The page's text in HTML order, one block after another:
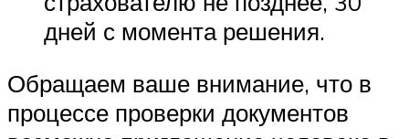
дней с момента решения.
Обращаем ваше внимание, что в
процессе проверки документов